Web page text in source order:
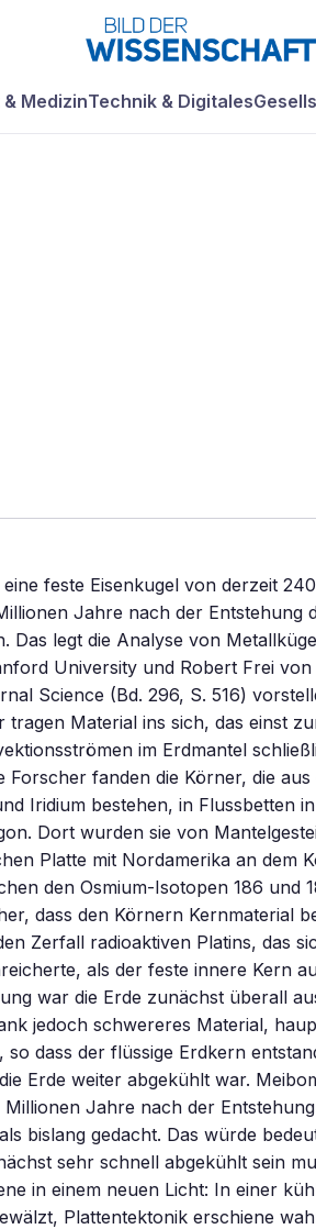
MedizinTechnik & Digitales
feste Eisenkugel von derzeit
Jahre nach der Entstehung
Das legt die Analyse von
University und Robert Frei
Science (Bd. 296, S. 516)
Material ins sich, das einst
im Erdmantel
Forscher fanden die Körner, die
Iridium bestehen, in Flussbetten
Dort wurden sie von
Platte mit Nordamerika an dem
den Osmium-Isotopen 186 und
dass den Körnern Kernmaterial
Zerfall radioaktiven Platins, das
als der feste innere Kern
war die Erde zunächst überall
jedoch schwereres Material,
so dass der flüssige Erdkern
Erde weiter abgekühlt war.
Millionen Jahre nach der
bislang gedacht. Das würde
sehr schnell abgekühlt sein
in einem neuen Licht: In einer
Plattentektonik erschiene